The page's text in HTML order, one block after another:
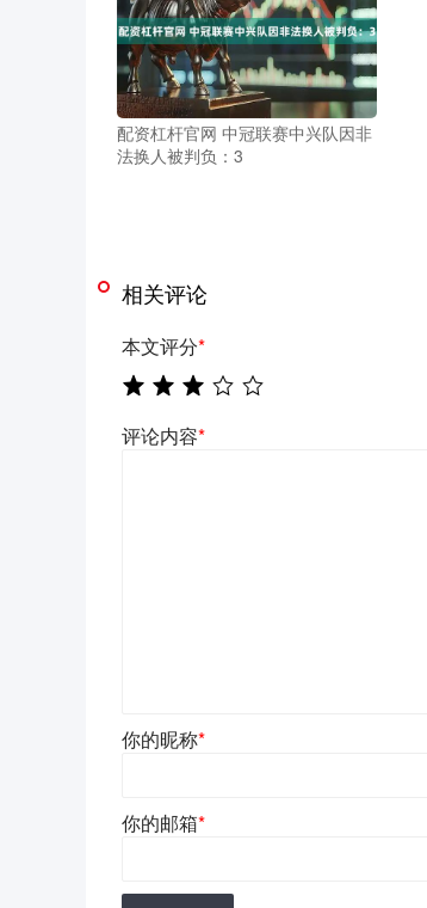
配资杠杆官网 中冠联赛中兴队因非
法换人被判负：3
相关评论
本文评分*
评论内容*
你的昵称*
你的邮箱*